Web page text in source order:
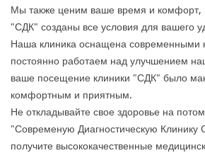
Мы также ценим ваше время и комфорт,
"СДК" созданы все условия для вашего
Наша клиника оснащена современными
постоянно работаем над улучшением
ваше посещение клиники "СДК" было
комфортным и приятным.
Не откладывайте свое здоровье на
"Современую Диагностическую Клинику
получите высококачественные